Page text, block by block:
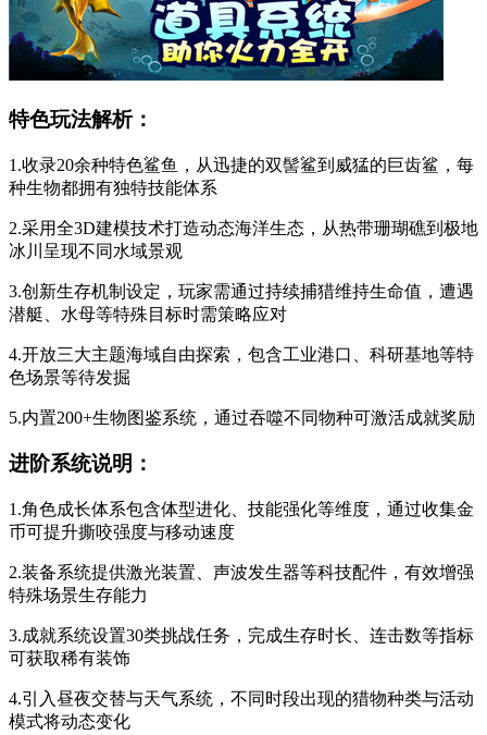
特色玩法解析：
1.收录20余种特色鲨鱼，从迅捷的双髻鲨到威猛的巨齿鲨，每
种生物都拥有独特技能体系
2.采用全3D建模技术打造动态海洋生态，从热带珊瑚礁到极地
冰川呈现不同水域景观
3.创新生存机制设定，玩家需通过持续捕猎维持生命值，遭遇
潜艇、水母等特殊目标时需策略应对
4.开放三大主题海域自由探索，包含工业港口、科研基地等特
色场景等待发掘
5.内置200+生物图鉴系统，通过吞噬不同物种可激活成就奖励
进阶系统说明：
1.角色成长体系包含体型进化、技能强化等维度，通过收集金
币可提升撕咬强度与移动速度
2.装备系统提供激光装置、声波发生器等科技配件，有效增强
特殊场景生存能力
3.成就系统设置30类挑战任务，完成生存时长、连击数等指标
可获取稀有装饰
4.引入昼夜交替与天气系统，不同时段出现的猎物种类与活动
模式将动态变化